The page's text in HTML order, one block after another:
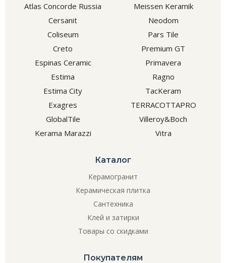
Atlas Concorde Russia
Cersanit
Coliseum
Creto
Espinas Ceramic
Estima
Estima City
Exagres
GlobalTile
Kerama Marazzi
Meissen Keramik
Neodom
Pars Tile
Premium GT
Primavera
Ragno
TacKeram
TERRACOTTAPRO
Villeroy&Boch
Vitra
Каталог
Керамогранит
Керамическая плитка
Сантехника
Клей и затирки
Товары со скидками
Покупателям